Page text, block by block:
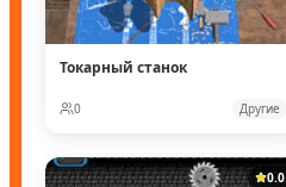
Токарный станок
0 Другие
0.0